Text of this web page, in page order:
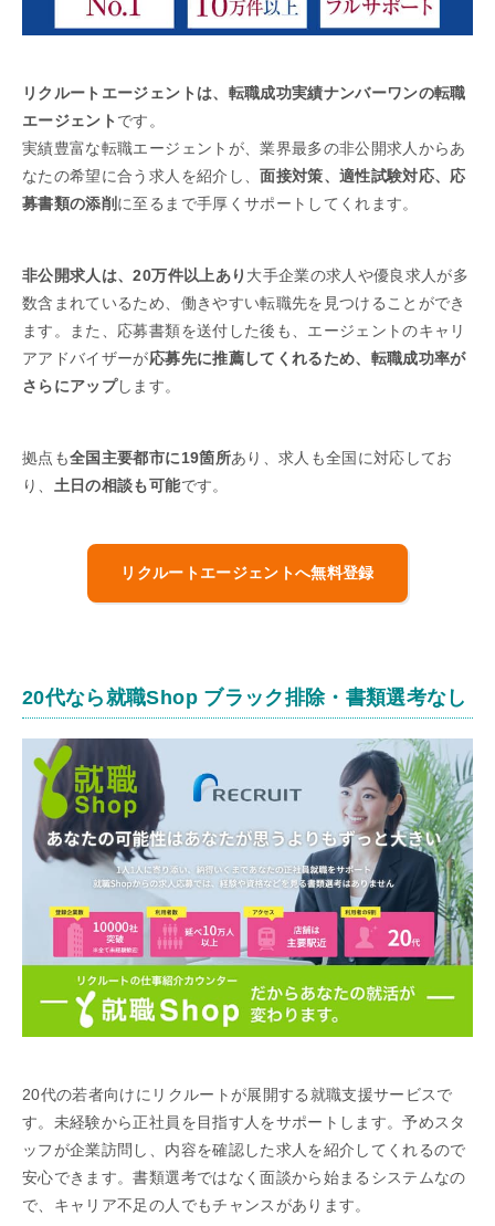
リクルートエージェントは、転職成功実績ナンバーワンの転職
エージェント です。
実績豊富な転職エージェントが、業界最多の非公開求人からあ
なたの希望に合う求人を紹介し、面接対策、適性試験対応、応
募書類の添削 に至るまで手厚くサポートしてくれます。
非公開求人は、20万件以上あり 大手企業の求人や優良求人が多
数含まれているため、働きやすい転職先を見つけることができ
ます。また、応募書類を送付した後も、エージェントのキャリ
アアドバイザーが応募先に推薦してくれるため、転職成功率が
さらにアップします。
拠点も全国主要都市に19箇所あり、求人も全国に対応してお
り、 土日の相談も可能です。
リクルートエージェントへ無料登録
20代なら就職Shop ブラック排除・書類選考なし
20代の若者向けにリクルートが展開する就職支援サービスで
す。未経験から正社員を目指す人をサポートします。予めスタ
ッフが企業訪問し、内容を確認した求人を紹介してくれるので
安心できます。書類選考ではなく面談から始まるシステムなの
で、キャリア不足の人でもチャンスがあります。